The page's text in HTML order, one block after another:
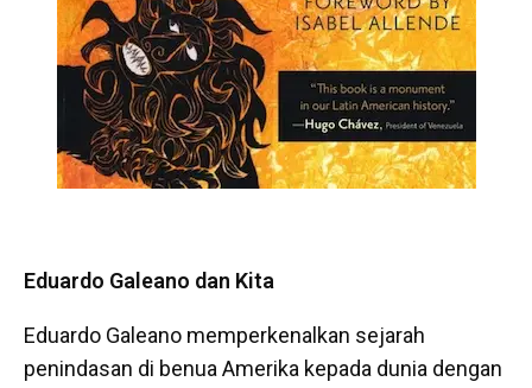
Eduardo Galeano dan Kita
Eduardo Galeano memperkenalkan sejarah
penindasan di benua Amerika kepada dunia dengan